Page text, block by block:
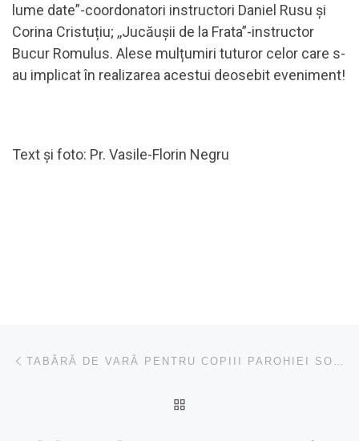
lume date”-coordonatori instructori Daniel Rusu și
Corina Cristuțiu; ,,Jucăușii de la Frata”-instructor
Bucur Romulus. Alese mulțumiri tuturor celor care s-
au implicat în realizarea acestui deosebit eveniment!
Text și foto: Pr. Vasile-Florin Negru
Navigare în articole